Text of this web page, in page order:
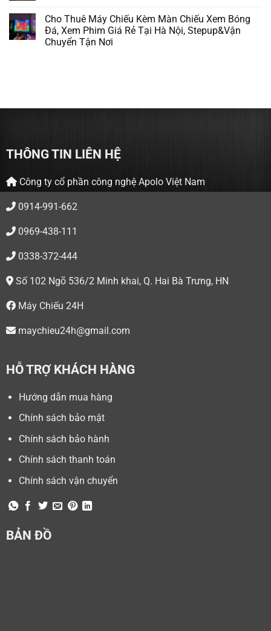
Cho Thuê Máy Chiếu Kèm Màn Chiếu Xem Bóng
Đá, Xem Phim Giá Rẻ Tại Hà Nội, Stepup&Vận
Chuyển Tận Nơi
THÔNG TIN LIÊN HỆ
Công ty cổ phần công nghệ Apolo Việt Nam
0914-991-662
0969-438-111
0338-372-444
Số 102 Ngõ 536/2 Minh khai, Q. Hai Bà Trưng, HN
Máy Chiếu 24H
maychieu24h@gmail.com
HỖ TRỢ KHÁCH HÀNG
Hướng dẫn mua hàng
Chính sách bảo mật
Chính sách bảo hành
Chính sách thanh toán
Chính sách vận chuyển
BẢN ĐỒ